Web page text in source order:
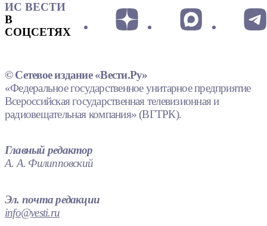
ИС ВЕСТИ
В
СОЦСЕТЯХ
© Сетевое издание «Вести.Ру»
«Федеральное государственное унитарное предприятие
Всероссийская государственная телевизионная и
радиовещательная компания» (ВГТРК).
Главный редактор
А. А. Филипповский
Эл. почта редакции
info@vesti.ru